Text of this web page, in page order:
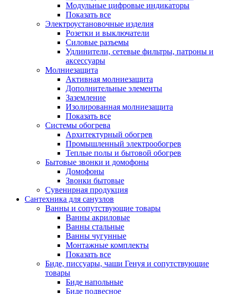
Модульные цифровые индикаторы
Показать все
Электроустановочные изделия
Розетки и выключатели
Силовые разъемы
Удлинители, сетевые фильтры, патроны и
аксессуары
Молниезащита
Активная молниезащита
Дополнительные элементы
Заземление
Изолированная молниезащита
Показать все
Системы обогрева
Архитектурный обогрев
Промышленный электрообогрев
Теплые полы и бытовой обогрев
Бытовые звонки и домофоны
Домофоны
Звонки бытовые
Сувенирная продукция
Сантехника для санузлов
Ванны и сопутствующие товары
Ванны акриловые
Ванны стальные
Ванны чугунные
Монтажные комплекты
Показать все
Биде, писсуары, чаши Генуя и сопутствующие
товары
Биде напольные
Биде подвесное